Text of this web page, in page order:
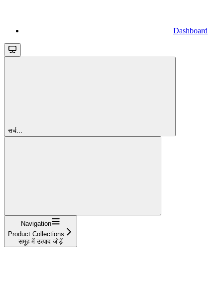
Dashboard
सर्च...
Navigation
Product Collections
समूह में उत्पाद जोड़ें